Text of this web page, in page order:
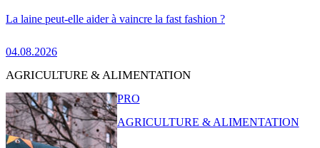
La laine peut-elle aider à vaincre la fast fashion ?
04.08.2026
AGRICULTURE & ALIMENTATION
PRO
AGRICULTURE & ALIMENTATION